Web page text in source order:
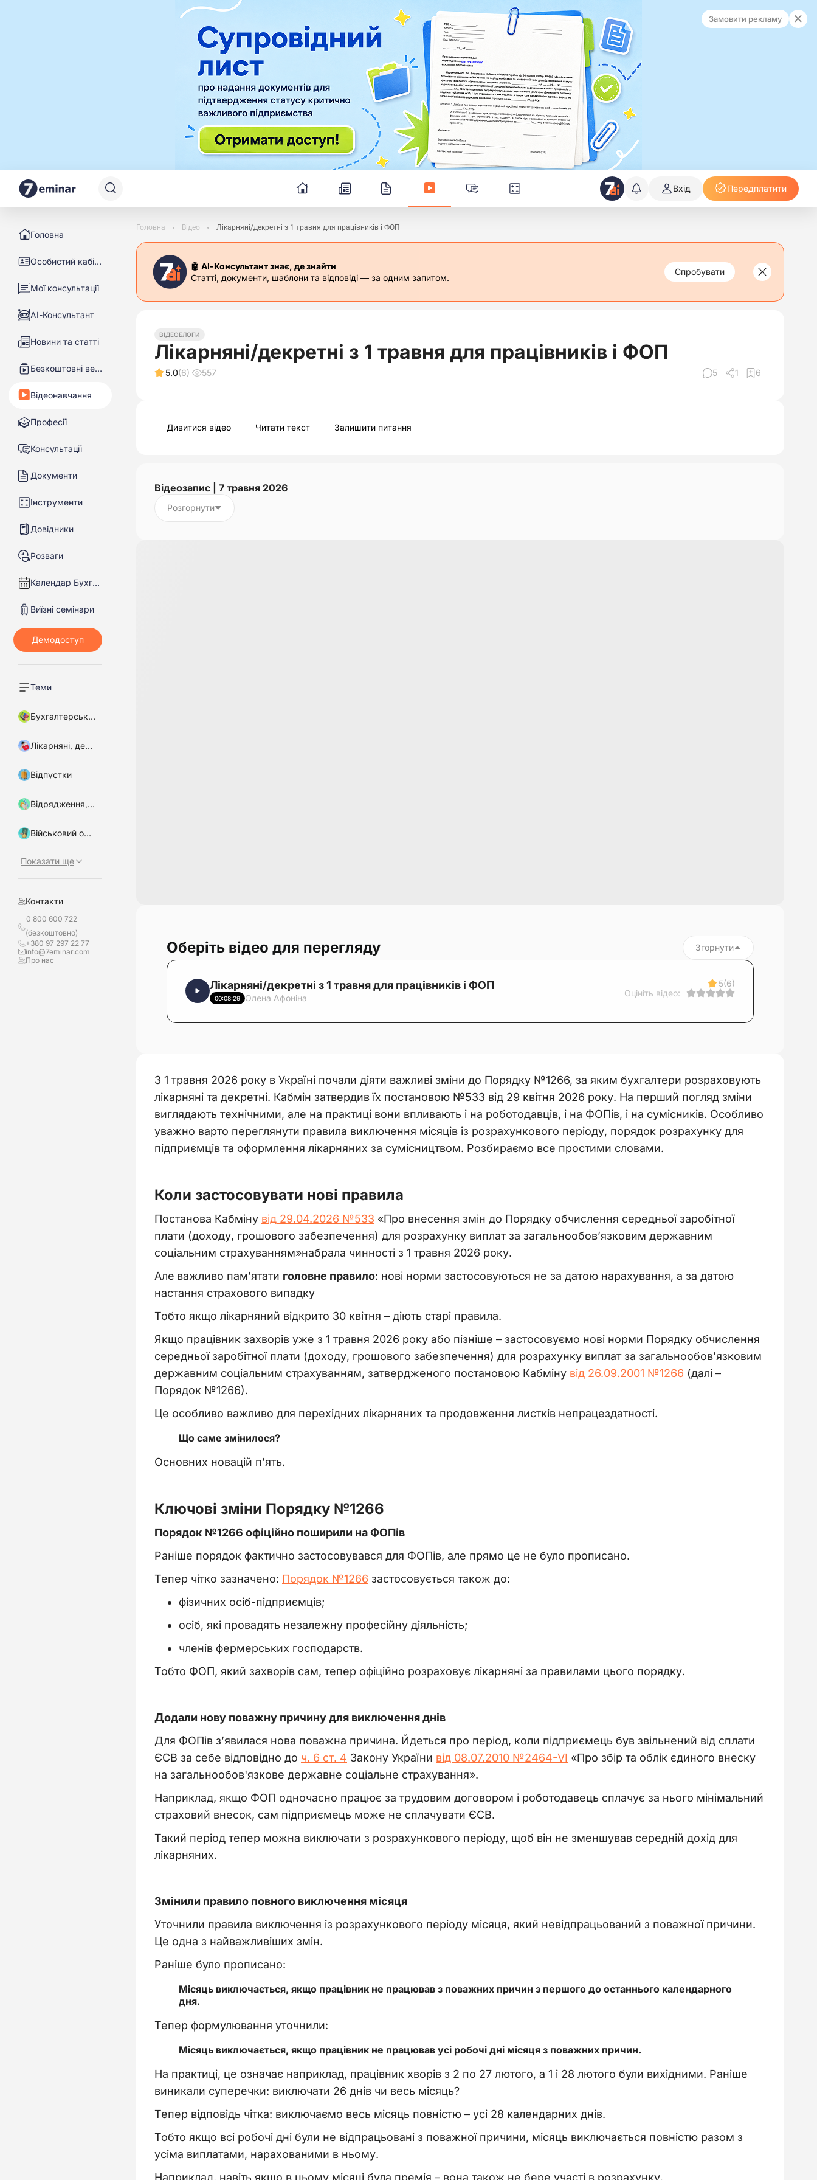
Замовити рекламу
Вхід Передплатити
Головна
Особистий кабінет
Мої консультації
АІ-Консультант
Новини та статті
Безкоштовні вебінари
Відеонавчання
Професії
Консультації
Документи
Інструменти
Довідники
Розваги
Календар Бухгалтера
Виїзні семінари
Теми
Бухгалтерський облік
Лікарняні, декретні
Відпустки
Відрядження, підзвітні кошти
Військовий облік, бронювання
Показати ще
Контакти
0 800 600 722
(безкоштовно)
+380 97 297 22 77
info@7eminar.com
Про нас
Головна Відео Лікарняні/декретні з 1 травня для працівників і ФОП
🤖 АІ-Консультант знає, де знайти
Статті, документи, шаблони та відповіді — за одним запитом.
Спробувати
ВІДЕОБЛОГИ
Лікарняні/декретні з 1 травня для працівників і ФОП
5.0(6) 557 5 1 6
Дивитися відео Читати текст Залишити питання
Відеозапис | 7 травня 2026
Розгорнути
Оберіть відео для перегляду Згорнути
Лікарняні/декретні з 1 травня для працівників і ФОП
00:08:29 Олена Афоніна
5(6)
Оцініть відео:
З 1 травня 2026 року в Україні почали діяти важливі зміни до Порядку №1266, за яким бухгалтери розраховують
лікарняні та декретні. Кабмін затвердив їх постановою №533 від 29 квітня 2026 року. На перший погляд зміни
виглядають технічними, але на практиці вони впливають і на роботодавців, і на ФОПів, і на сумісників. Особливо
уважно варто переглянути правила виключення місяців із розрахункового періоду, порядок розрахунку для
підприємців та оформлення лікарняних за сумісництвом. Розбираємо все простими словами.
Коли застосовувати нові правила
Постанова Кабміну від 29.04.2026 №533 «Про внесення змін до Порядку обчислення середньої заробітної
плати (доходу, грошового забезпечення) для розрахунку виплат за загальнообов’язковим державним
соціальним страхуванням»набрала чинності з 1 травня 2026 року.
Але важливо пам’ятати головне правило: нові норми застосовуються не за датою нарахування, а за датою
настання страхового випадку
Тобто якщо лікарняний відкрито 30 квітня – діють старі правила.
Якщо працівник захворів уже з 1 травня 2026 року або пізніше – застосовуємо нові норми Порядку обчислення
середньої заробітної плати (доходу, грошового забезпечення) для розрахунку виплат за загальнообов’язковим
державним соціальним страхуванням, затвердженого постановою Кабміну від 26.09.2001 №1266 (далі –
Порядок №1266).
Це особливо важливо для перехідних лікарняних та продовження листків непрацездатності.
Що саме змінилося?
Основних новацій п’ять.
Ключові зміни Порядку №1266
Порядок №1266 офіційно поширили на ФОПів
Раніше порядок фактично застосовувався для ФОПів, але прямо це не було прописано.
Тепер чітко зазначено: Порядок №1266 застосовується також до:
фізичних осіб-підприємців;
осіб, які провадять незалежну професійну діяльність;
членів фермерських господарств.
Тобто ФОП, який захворів сам, тепер офіційно розраховує лікарняні за правилами цього порядку.
Додали нову поважну причину для виключення днів
Для ФОПів з’явилася нова поважна причина. Йдеться про період, коли підприємець був звільнений від сплати
ЄСВ за себе відповідно до ч. 6 ст. 4 Закону України від 08.07.2010 №2464-VI «Про збір та облік єдиного внеску
на загальнообов'язкове державне соціальне страхування».
Наприклад, якщо ФОП одночасно працює за трудовим договором і роботодавець сплачує за нього мінімальний
страховий внесок, сам підприємець може не сплачувати ЄСВ.
Такий період тепер можна виключати з розрахункового періоду, щоб він не зменшував середній дохід для
лікарняних.
Змінили правило повного виключення місяця
Уточнили правила виключення із розрахункового періоду місяця, який невідпрацьований з поважної причини.
Це одна з найважливіших змін.
Раніше було прописано:
Місяць виключається, якщо працівник не працював з поважних причин з першого до останнього календарного
дня.
Тепер формулювання уточнили:
Місяць виключається, якщо працівник не працював усі робочі дні місяця з поважних причин.
На практиці, це означає наприклад, працівник хворів з 2 по 27 лютого, а 1 і 28 лютого були вихідними. Раніше
виникали суперечки: виключати 26 днів чи весь місяць?
Тепер відповідь чітка: виключаємо весь місяць повністю – усі 28 календарних днів.
Тобто якщо всі робочі дні були не відпрацьовані з поважної причини, місяць виключається повністю разом з
усіма виплатами, нарахованими в ньому.
Наприклад, навіть якщо в цьому місяці була премія – вона також не бере участі в розрахунку.